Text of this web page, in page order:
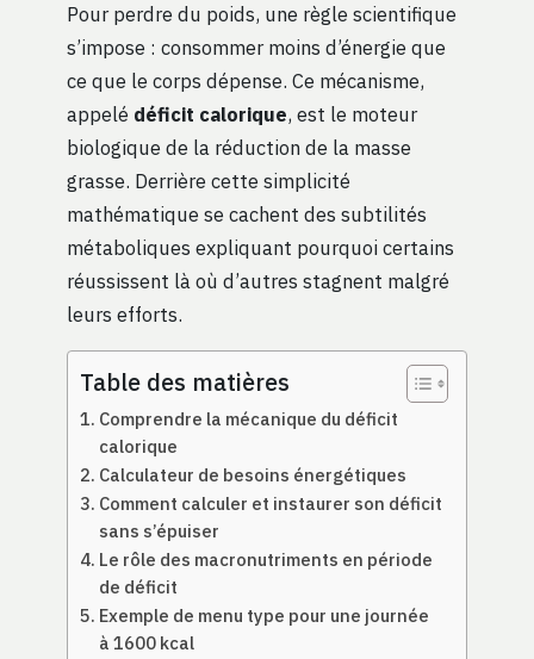
Pour perdre du poids, une règle scientifique
s’impose : consommer moins d’énergie que
ce que le corps dépense. Ce mécanisme,
appelé déficit calorique, est le moteur
biologique de la réduction de la masse
grasse. Derrière cette simplicité
mathématique se cachent des subtilités
métaboliques expliquant pourquoi certains
réussissent là où d’autres stagnent malgré
leurs efforts.
Table des matières
Comprendre la mécanique du déficit
calorique
Calculateur de besoins énergétiques
Comment calculer et instaurer son déficit
sans s’épuiser
Le rôle des macronutriments en période
de déficit
Exemple de menu type pour une journée
à 1600 kcal